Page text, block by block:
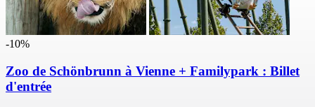
-10%
Zoo de Schönbrunn à Vienne + Familypark : Billet
d'entrée